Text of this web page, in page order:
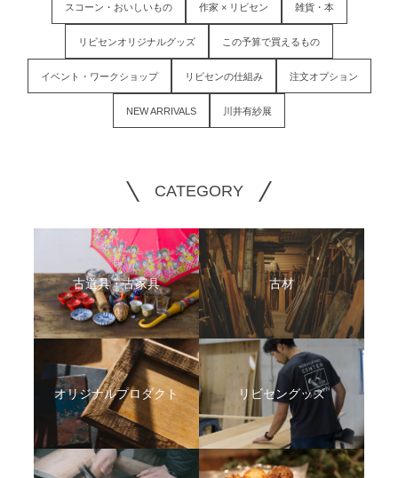
スコーン・おいしいもの 作家 × リビセン 雑貨・本
リビセンオリジナルグッズ この予算で買えるもの
イベント・ワークショップ リビセンの仕組み 注文オプション
NEW ARRIVALS 川井有紗展
CATEGORY
古道具・古家具 古材
オリジナルプロダクト リビセングッズ